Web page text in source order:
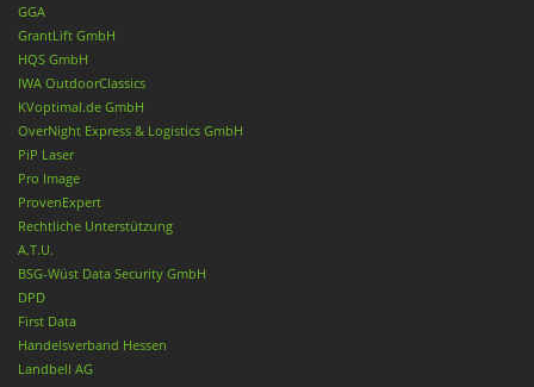
GGA
GrantLift GmbH
HQS GmbH
IWA OutdoorClassics
KVoptimal.de GmbH
OverNight Express & Logistics GmbH
PiP Laser
Pro Image
ProvenExpert
Rechtliche Unterstützung
A.T.U.
BSG-Wüst Data Security GmbH
DPD
First Data
Handelsverband Hessen
Landbell AG